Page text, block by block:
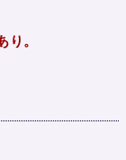
り。